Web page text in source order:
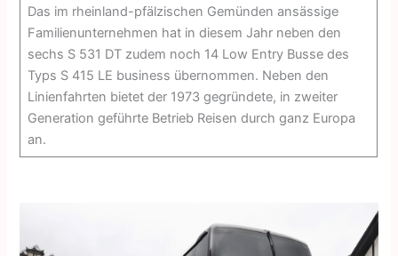
Das im rheinland-pfälzischen Gemünden ansässige
Familienunternehmen hat in diesem Jahr neben den
sechs S 531 DT zudem noch 14 Low Entry Busse des
Typs S 415 LE business übernommen. Neben den
Linien­fahrten bietet der 1973 gegründete, in zweiter
Generation geführte Betrieb Reisen durch ganz Europa
an.